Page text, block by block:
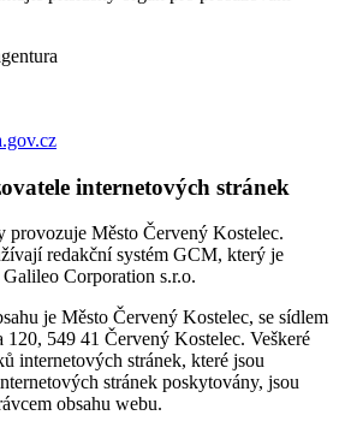
internetových stránek
provozuje Město Červený Kostelec.
redakční systém GCM, který je
Corporation s.r.o.
je Město Červený Kostelec, se sídlem
120, 549 41 Červený Kostelec. Veškeré
internetových stránek, které jsou
stránek poskytovány, jsou
obsahu webu.